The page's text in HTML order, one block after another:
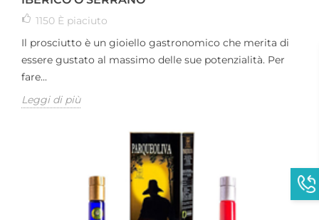
1150 È piaciuto
Il prosciutto è un gioiello gastronomico che merita di
essere gustato al massimo delle sue potenzialità. Per
fare...
Leggi di più